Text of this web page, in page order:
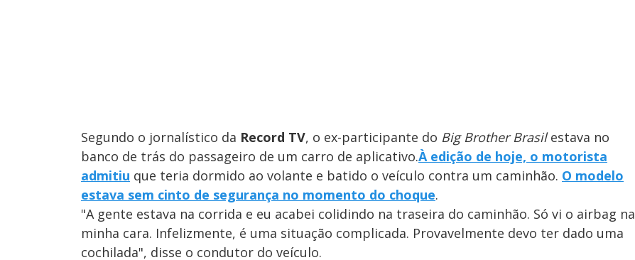
Segundo o jornalístico da Record TV, o ex-participante do Big Brother Brasilestava no
banco de trás do passageiro de um carro de aplicativo.À edição de hoje, o motorista
admitiu que teria dormido ao volante e batido o veículo contra um caminhão. O modelo
estava sem cinto de segurança no momento do choque.
"A gente estava na corrida e eu acabei colidindo na traseira do caminhão. Só vi o airbag na
minha cara. Infelizmente, é uma situação complicada. Provavelmente devo ter dado uma
cochilada", disse o condutor do veículo.